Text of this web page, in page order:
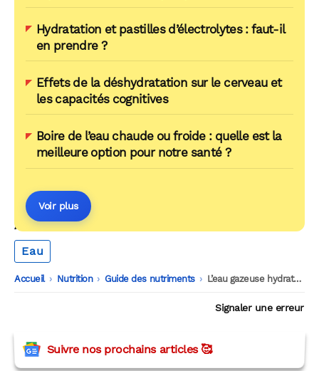
utilisent vraiment
Hydratation et pastilles d’électrolytes : faut-il
en prendre ?
Effets de la déshydratation sur le cerveau et
les capacités cognitives
Boire de l’eau chaude ou froide : quelle est la
meilleure option pour notre santé ?
Voir plus
AUTOUR DU MÊME THÈME
Eau
Accueil -
Nutrition -
Guide des nutriments -
L’eau gazeuse hydrate-t-elle vraiment autant que l’eau plate ?
Signaler une erreur
Suivre nos prochains articles 🥰